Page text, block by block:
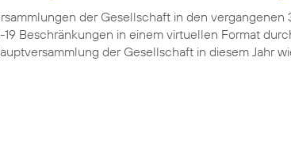
der Gesellschaft in den vergangenen
Beschränkungen in einem virtuellen Format
der Gesellschaft in diesem Jahr